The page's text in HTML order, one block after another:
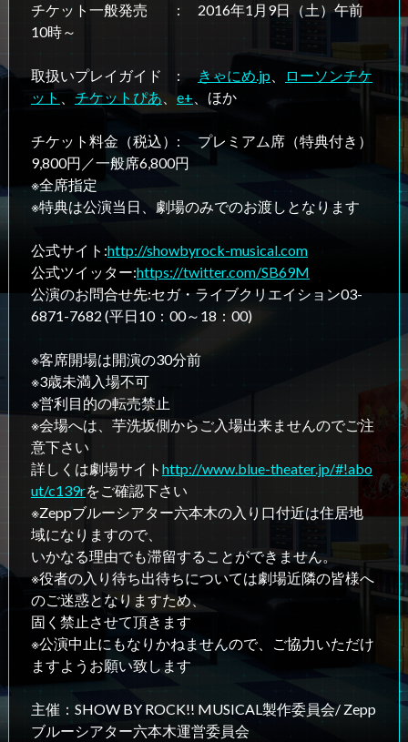
チケット一般発売 : 2016年1月9日（土）午前
10時～
取扱いプレイガイド :きゃにめ.jp
ローソンチケ
ット
チケットぴあ e+、ほか
チケット料金（税込）: プレミアム席（特典付き）
9,800円／一般席6,800円
※全席指定
※特典は公演当日、劇場のみでのお渡しとなります
公式サイト:http://showbyrock-musical.com
公式ツイッター:https://twitter.com/SB69M
公演のお問合せ先:セガ・ライブクリエイション03-
6871-7682 (平日10：00～18：00)
※客席開場は開演の30分前
※3歳未満入場不可
※営利目的の転売禁止
※会場へは、芋洗坂側からご入場出来ませんのでご注
意下さい
詳しくは劇場サイト http://www.blue-theater.jp/#!abo
ut/c139rをご確認下さい
※Zeppブルーシアター六本木の入り口付近は住居地
域になりますので、
いかなる理由でも滞留することができません。
※役者の入り待ち出待ちについては劇場近隣の皆様へ
のご迷惑となりますため、
固く禁止させて頂きます
※公演中止にもなりかねませんので、ご協力いただけ
ますようお願い致します
主催：SHOW BY ROCK!! MUSICAL製作委員会/ Zepp
ブルーシアター六本木運営委員会